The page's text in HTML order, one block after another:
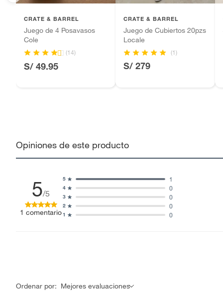
CRATE & BARREL
Juego de 4 Posavasos
Cole
(14)
S/ 49.95
CRATE & BARREL
Juego de Cubiertos 20pzs
Locale
(1)
S/ 279
Opiniones de este producto
5/5
1 comentario1 0
2 0
3 0
4 0
5 1
Ordenar por: Mejores evaluaciones